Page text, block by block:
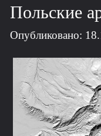
Польские
Опубликовано: